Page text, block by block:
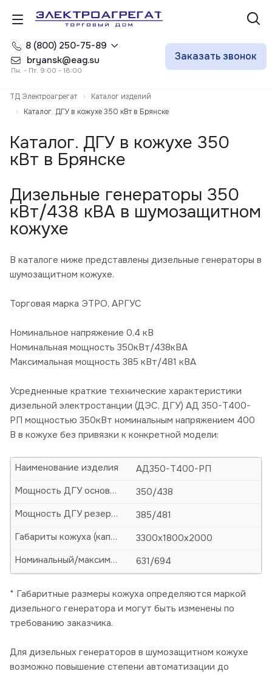
8 (800) 250-75-89
bryansk@eag.su
Пн. - Пт. 9:00 - 18:00
Заказать звонок
ТД Электроагрегат
Каталог изделий
Каталог. ДГУ в кожухе 350 кВт в Брянске
Каталог. ДГУ в кожухе 350
кВт в Брянске
Дизельные генераторы 350
кВт/438 кВА в шумозащитном
кожухе
В каталоге ниже представлены дизельные генераторы в
шумозащитном кожухе.
Торговая марка ЭТРО, АРГУС
Номинальное напряжение 0,4 кВ
Номинальная мощность 350кВт/438кВА
Максимальная мощность 385 кВт/481 кВА
Усредненные краткие технические характеристики
дизельной электростанции (ДЭС, ДГУ) АД 350-Т400-
РП мощностью 350кВт номинальным напряжением 400
В в кожухе без привязки к конкретной модели:
АД350-Т400-РП
Наименование изделия
350/438
Мощность ДГУ основная (кВт/кВА)
385/481
Мощность ДГУ резервная (кВт/кВА)
3300х1800х2000
Габариты кожуха (капота)-ДхШхВ, мм
631/694
Номинальный/максимальный ток, А
* Габаритные размеры кожуха определяются маркой
дизельного генератора и могут быть изменены по
требованию заказчика.
Для дизельных генераторов в шумозащитном кожухе
возможно повышение степени автоматизации до